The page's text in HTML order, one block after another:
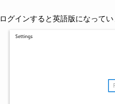
ログインすると英語版になって